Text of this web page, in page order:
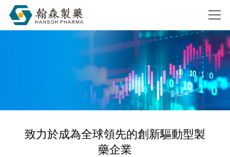
致力於成為全球領先的創新驅動型製
藥企業